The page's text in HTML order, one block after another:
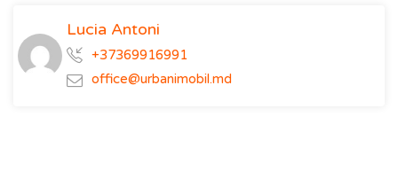
Lucia Antoni
+37369916991
office@urbanimobil.md